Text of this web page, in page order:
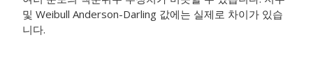
및 Weibull Anderson-Darling 값에는 실제로 차이가 있습
니다.